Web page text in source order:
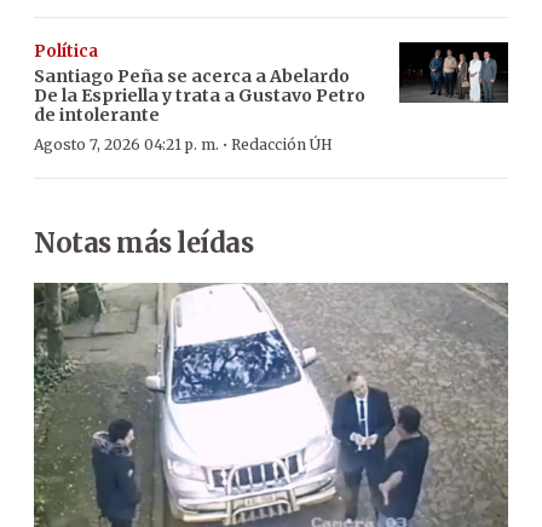
Política
Santiago Peña se acerca a Abelardo
De la Espriella y trata a Gustavo Petro
de intolerante
Agosto 7, 2026 04:21 p. m. · Redacción ÚH
Notas más leídas